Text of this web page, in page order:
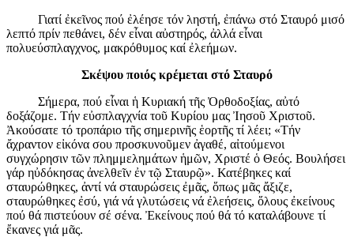
Γιατί ἐκεῖνος πού ἐλέησε τόν ληστή, ἐπάνω στό Σταυρό μισό
λεπτό πρίν πεθάνει, δέν εἶναι αὐστηρός, ἀλλά εἶναι
πολυεύσπλαγχνος, μακρόθυμος καί ἐλεήμων.
Σκέψου ποιός κρέμεται στό Σταυρό
Σήμερα, πού εἶναι ἡ Κυριακή τῆς Ὀρθοδοξίας, αὐτό
δοξάζομε. Τήν εὐσπλαγχνία τοῦ Κυρίου μας Ἰησοῦ Χριστοῦ.
Ἀκούσατε τό τροπάριο τῆς σημερινῆς ἑορτῆς τί λέει; «Τήν
ἄχραντον εἰκόνα σου προσκυνοῦμεν ἀγαθέ, αἰτούμενοι
συγχώρησιν τῶν πλημμελημάτων ἡμῶν, Χριστέ ὁ Θεός. Βουλήσει
γάρ ηὐδόκησας ἀνελθεῖν ἐν τῷ Σταυρῷ». Κατέβηκες καί
σταυρώθηκες, ἀντί νά σταυρώσεις ἐμᾶς, ὅπως μᾶς ἄξιζε,
σταυρώθηκες ἐσύ, γιά νά γλυτώσεις νά ἐλεήσεις, ὅλους ἐκείνους
πού θά πιστεύουν σέ σένα. Ἐκείνους πού θά τό καταλάβουνε τί
ἔκανες γιά μᾶς.